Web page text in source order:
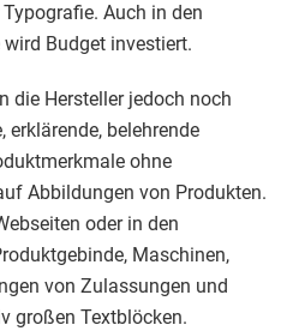
Auch in den
Budget investiert.
die Hersteller jedoch noch
belehrende
ohne
Abbildungen von Produkten.
oder in den
Maschinen,
von Zulassungen und
großen Textblöcken.